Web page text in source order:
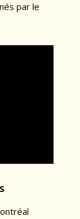
par le